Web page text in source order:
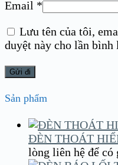
Email *
Lưu tên của tôi,
duyệt này cho lần bình
Sản phẩm
ĐÈN THOÁT
lòng liên hệ để có